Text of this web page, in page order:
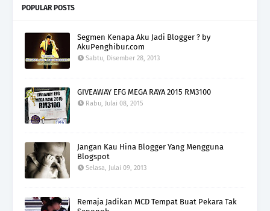
POPULAR POSTS
Segmen Kenapa Aku Jadi Blogger ? by
AkuPenghibur.com
Sabtu, Disember 28, 2013
GIVEAWAY EFG MEGA RAYA 2015 RM3100
Rabu, Julai 08, 2015
Jangan Kau Hina Blogger Yang Mengguna
Blogspot
Selasa, Julai 09, 2013
Remaja Jadikan MCD Tempat Buat Pekara Tak